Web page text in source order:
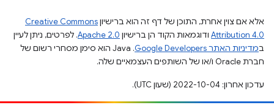
אלא אם צוין אחרת, התוכן של דף זה הוא ברישיוןCreative Commons
Attribution 4.0 ודוגמאות הקוד הן ברישיון Apache 2.0. לפרטים, ניתן לעיין
במדיניות האתר Google Developers‏
.‏ Java הוא סימן מסחרי רשום של
חברת Oracle ו/או של השותפים העצמאיים שלה.
עדכון אחרון: 2022-10-04 (שעון UTC).